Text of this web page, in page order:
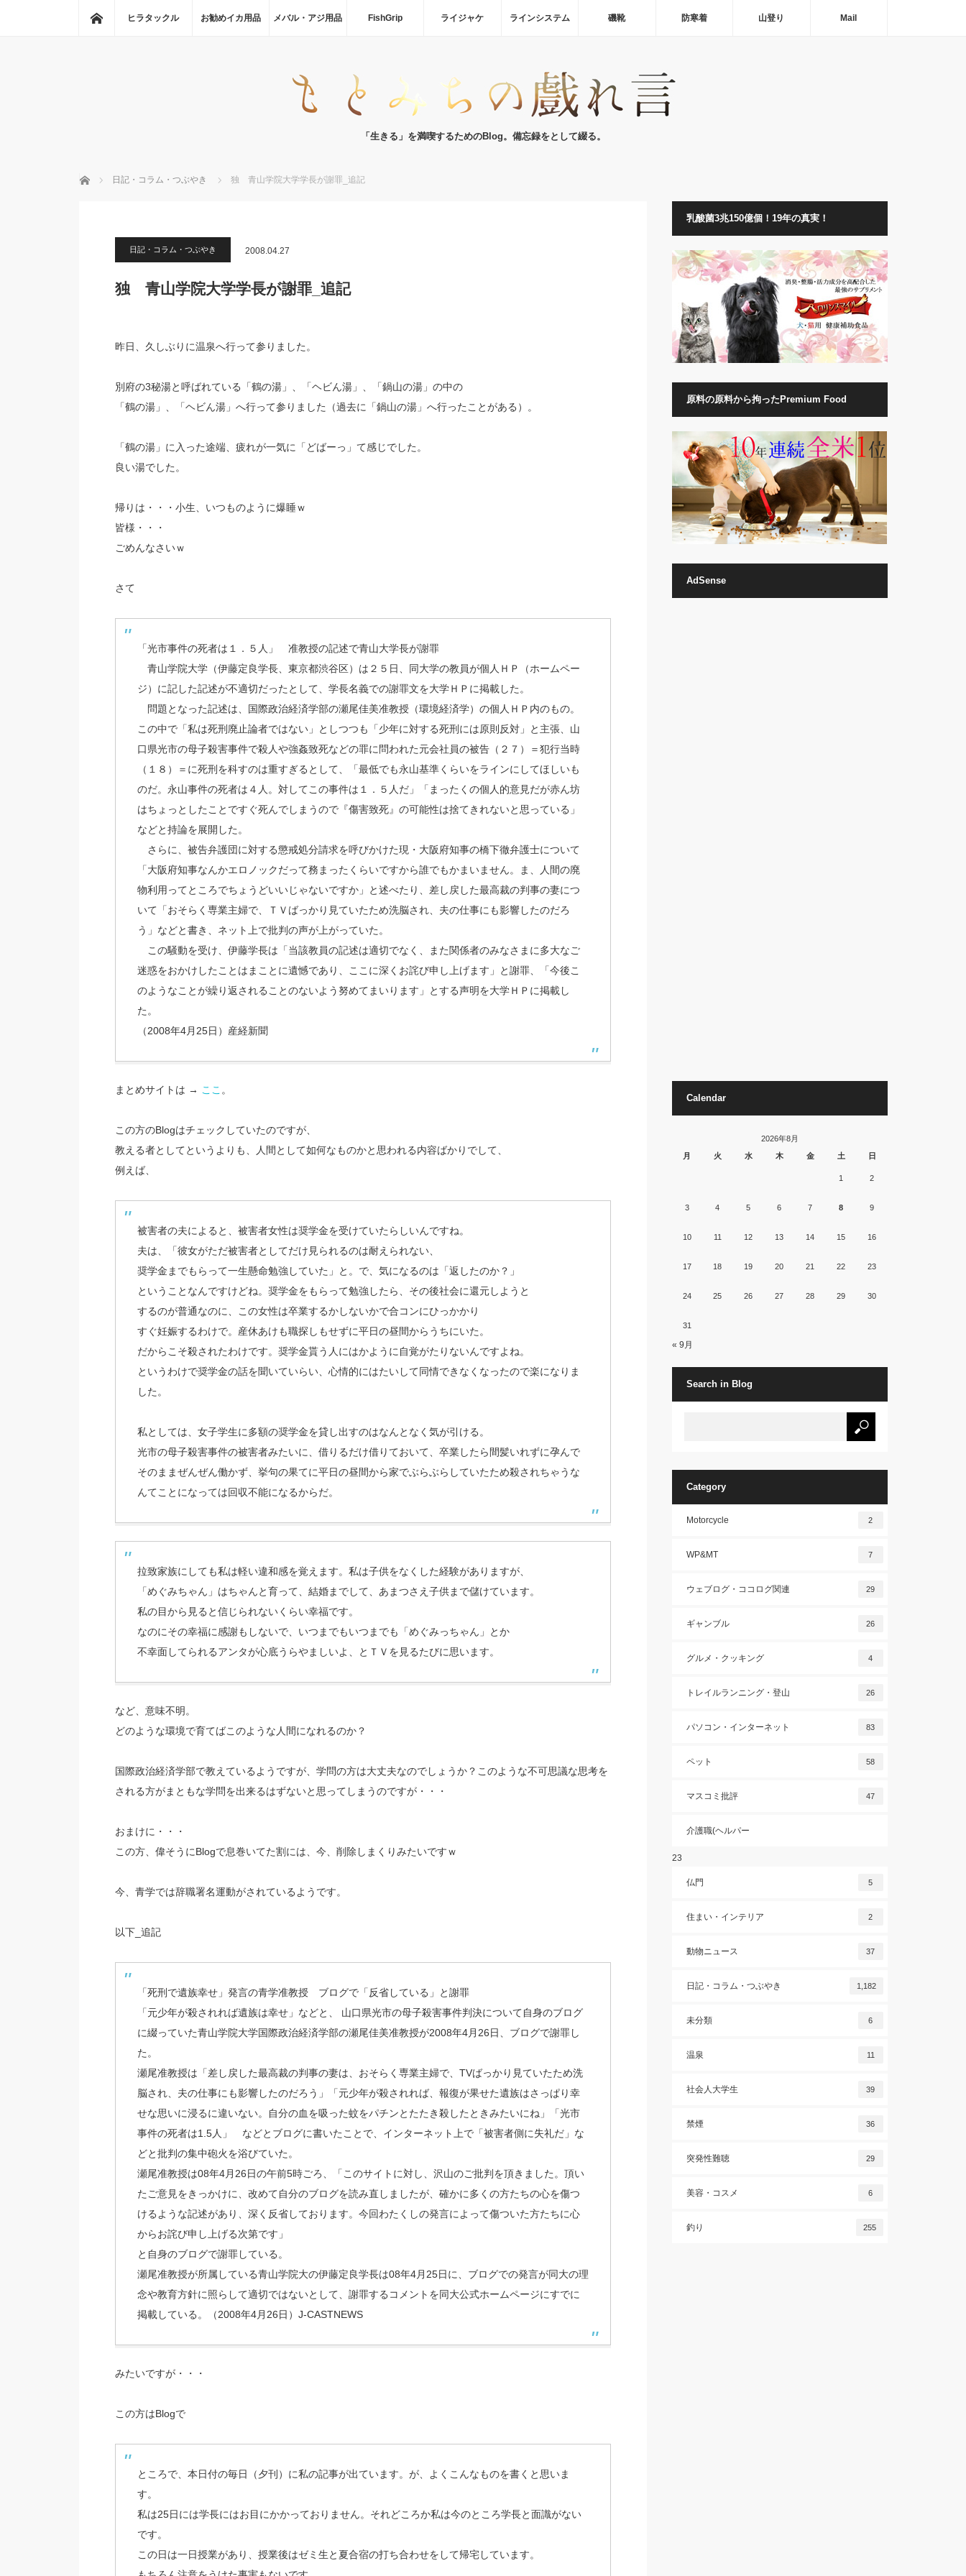
ホーム
ヒラタックル お勧めイカ用品 メバル・アジ用品 FishGrip ライジャケ ラインシステム 磯靴 防寒着 山登り Mail
「生きる」を満喫するためのBlog。備忘録をとして綴る。
ホーム 日記・コラム・つぶやき 独 青山学院大学学長が謝罪_追記
日記・コラム・つぶやき 2008.04.27
独 青山学院大学学長が謝罪_追記
昨日、久しぶりに温泉へ行って参りました。
別府の3秘湯と呼ばれている「鶴の湯」、「ヘビん湯」、「鍋山の湯」の中の
「鶴の湯」、「ヘビん湯」へ行って参りました（過去に「鍋山の湯」へ行ったことがある）。
「鶴の湯」に入った途端、疲れが一気に「どばーっ」て感じでした。
良い湯でした。
帰りは・・・小生、いつものように爆睡ｗ
皆様・・・
ごめんなさいｗ
さて
「光市事件の死者は１．５人」 准教授の記述で青山大学長が謝罪
青山学院大学（伊藤定良学長、東京都渋谷区）は２５日、同大学の教員が個人ＨＰ（ホームペー
ジ）に記した記述が不適切だったとして、学長名義での謝罪文を大学ＨＰに掲載した。
問題となった記述は、国際政治経済学部の瀬尾佳美准教授（環境経済学）の個人ＨＰ内のもの。
この中で「私は死刑廃止論者ではない」としつつも「少年に対する死刑には原則反対」と主張、山
口県光市の母子殺害事件で殺人や強姦致死などの罪に問われた元会社員の被告（２７）＝犯行当時
（１８）＝に死刑を科すのは重すぎるとして、「最低でも永山基準くらいをラインにしてほしいも
のだ。永山事件の死者は４人。対してこの事件は１．５人だ」「まったくの個人的意見だが赤ん坊
はちょっとしたことですぐ死んでしまうので『傷害致死』の可能性は捨てきれないと思っている」
などと持論を展開した。
さらに、被告弁護団に対する懲戒処分請求を呼びかけた現・大阪府知事の橋下徹弁護士について
「大阪府知事なんかエロノックだって務まったくらいですから誰でもかまいません。ま、人間の廃
物利用ってところでちょうどいいじゃないですか」と述べたり、差し戻した最高裁の判事の妻につ
いて「おそらく専業主婦で、ＴＶばっかり見ていたため洗脳され、夫の仕事にも影響したのだろ
う」などと書き、ネット上で批判の声が上がっていた。
この騒動を受け、伊藤学長は「当該教員の記述は適切でなく、また関係者のみなさまに多大なご
迷惑をおかけしたことはまことに遺憾であり、ここに深くお詫び申し上げます」と謝罪、「今後こ
のようなことが繰り返されることのないよう努めてまいります」とする声明を大学ＨＰに掲載し
た。
（2008年4月25日）産経新聞
まとめサイトは → ここ 。
この方のBlogはチェックしていたのですが、
教える者としてというよりも、人間として如何なものかと思われる内容ばかりでして、
例えば、
被害者の夫によると、被害者女性は奨学金を受けていたらしいんですね。
夫は、「彼女がただ被害者としてだけ見られるのは耐えられない、
奨学金までもらって一生懸命勉強していた」と。で、気になるのは「返したのか？」
ということなんですけどね。奨学金をもらって勉強したら、その後社会に還元しようと
するのが普通なのに、この女性は卒業するかしないかで合コンにひっかかり
すぐ妊娠するわけで。産休あけも職探しもせずに平日の昼間からうちにいた。
だからこそ殺されたわけです。奨学金貰う人にはかように自覚がたりないんですよね。
というわけで奨学金の話を聞いていらい、心情的にはたいして同情できなくなったので楽になりま
した。
私としては、女子学生に多額の奨学金を貸し出すのはなんとなく気が引ける。
光市の母子殺害事件の被害者みたいに、借りるだけ借りておいて、卒業したら間髪いれずに孕んで
そのままぜんぜん働かず、挙句の果てに平日の昼間から家でぶらぶらしていたため殺されちゃうな
んてことになっては回収不能になるからだ。
拉致家族にしても私は軽い違和感を覚えます。私は子供をなくした経験がありますが、
「めぐみちゃん」はちゃんと育って、結婚までして、あまつさえ子供まで儲けています。
私の目から見ると信じられないくらい幸福です。
なのにその幸福に感謝もしないで、いつまでもいつまでも「めぐみっちゃん」とか
不幸面してられるアンタが心底うらやましいよ、とＴＶを見るたびに思います。
など、意味不明。
どのような環境で育てばこのような人間になれるのか？
国際政治経済学部で教えているようですが、学問の方は大丈夫なのでしょうか？このような不可思議な思考を
される方がまともな学問を出来るはずないと思ってしまうのですが・・・
おまけに・・・
この方、偉そうにBlogで息巻いてた割には、今、削除しまくりみたいですｗ
今、青学では辞職署名運動がされているようです。
以下_追記
「死刑で遺族幸せ」発言の青学准教授 ブログで「反省している」と謝罪
「元少年が殺されれば遺族は幸せ」などと、 山口県光市の母子殺害事件判決について自身のブログ
に綴っていた青山学院大学国際政治経済学部の瀬尾佳美准教授が2008年4月26日、ブログで謝罪し
た。
瀬尾准教授は「差し戻した最高裁の判事の妻は、おそらく専業主婦で、TVばっかり見ていたため洗
脳され、夫の仕事にも影響したのだろう」「元少年が殺されれば、報復が果せた遺族はさっぱり幸
せな思いに浸るに違いない。自分の血を吸った蚊をパチンとたたき殺したときみたいにね」「光市
事件の死者は1.5人」 などとブログに書いたことで、インターネット上で「被害者側に失礼だ」な
どと批判の集中砲火を浴びていた。
瀬尾准教授は08年4月26日の午前5時ごろ、「このサイトに対し、沢山のご批判を頂きました。頂い
たご意見をきっかけに、改めて自分のブログを読み直しましたが、確かに多くの方たちの心を傷つ
けるような記述があり、深く反省しております。今回わたくしの発言によって傷ついた方たちに心
からお詫び申し上げる次第です」
と自身のブログで謝罪している。
瀬尾准教授が所属している青山学院大の伊藤定良学長は08年4月25日に、ブログでの発言が同大の理
念や教育方針に照らして適切ではないとして、謝罪するコメントを同大公式ホームページにすでに
掲載している。（2008年4月26日）J-CASTNEWS
みたいですが・・・
この方はBlogで
ところで、本日付の毎日（夕刊）に私の記事が出ています。が、よくこんなものを書くと思いま
す。
私は25日には学長にはお目にかかっておりません。それどころか私は今のところ学長と面識がない
です。
この日は一日授業があり、授業後はゼミ生と夏合宿の打ち合わせをして帰宅しています。
乳酸菌3兆150億個！19年の真実！
原料の原料から拘ったPremium Food
AdSense
Calendar
2026年8月
月
火 水 木 金 土 日
1 2
3 4 5 6 7 8 9
10 11 12 13 14 15 16
17 18 19 20 21 22 23
24 25 26 27 28 29 30
31
« 9月
Search in Blog
Category
Motorcycle 2
WP&MT 7
ウェブログ・ココログ関連 29
ギャンブル 26
グルメ・クッキング 4
トレイルランニング・登山 26
パソコン・インターネット 83
ペット 58
マスコミ批評 47
介護職(ヘルパー
23
仏門 5
住まい・インテリア 2
動物ニュース 37
日記・コラム・つぶやき 1,182
未分類 6
温泉 11
社会人大学生 39
禁煙 36
突発性難聴 29
美容・コスメ 6
釣り 255